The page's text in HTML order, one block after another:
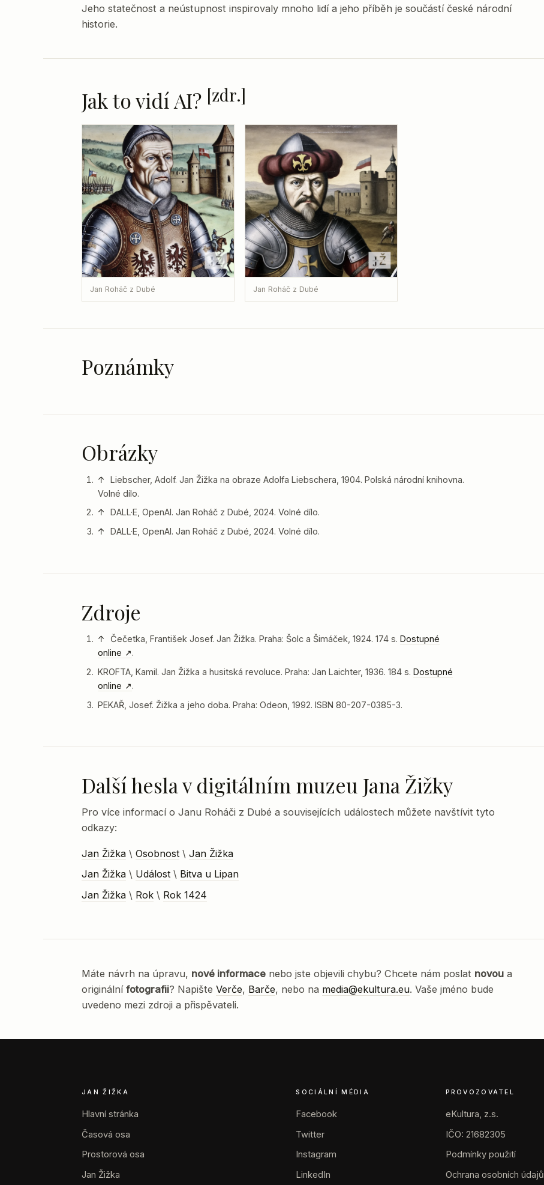
Jeho statečnost a neústupnost inspirovaly mnoho lidí a jeho příběh je součástí české národní
historie.
Jak to vidí AI? [zdr.]
Jan Roháč z Dubé Jan Roháč z Dubé
Poznámky
Obrázky
↑
Liebscher, Adolf. Jan Žižka na obraze Adolfa Liebschera, 1904. Polská národní knihovna.
Volné dílo.
↑
DALL·E, OpenAI. Jan Roháč z Dubé, 2024. Volné dílo.
↑
DALL·E, OpenAI. Jan Roháč z Dubé, 2024. Volné dílo.
Zdroje
↑ Čečetka, František Josef. Jan Žižka. Praha: Šolc a Šimáček, 1924. 174 s. Dostupné
online
.
KROFTA, Kamil. Jan Žižka a husitská revoluce. Praha: Jan Laichter, 1936. 184 s.Dostupné
online
.
PEKAŘ, Josef. Žižka a jeho doba. Praha: Odeon, 1992. ISBN 80-207-0385-3.
Další hesla v digitálním muzeu Jana Žižky
Pro více informací o Janu Roháči z Dubé a souvisejících událostech můžete navštívit tyto
odkazy:
Jan Žižka \ Osobnost \ Jan Žižka
Jan Žižka \ Událost \ Bitva u Lipan
Jan Žižka \ Rok \ Rok 1424
Máte návrh na úpravu, nové informace nebo jste objevili chybu? Chcete nám poslat novou a
originální fotografii? Napište Verče, Barče, nebo na media@ekultura.eu. Vaše jméno bude
uvedeno mezi zdroji a přispěvateli.
JAN ŽIŽKA
Hlavní stránka
Časová osa
Prostorová osa
Jan Žižka
SOCIÁLNÍ MÉDIA
Facebook
Twitter
Instagram
LinkedIn
PROVOZOVATEL
eKultura, z.s.
IČO: 21682305
Podmínky použití
Ochrana osobních údajů